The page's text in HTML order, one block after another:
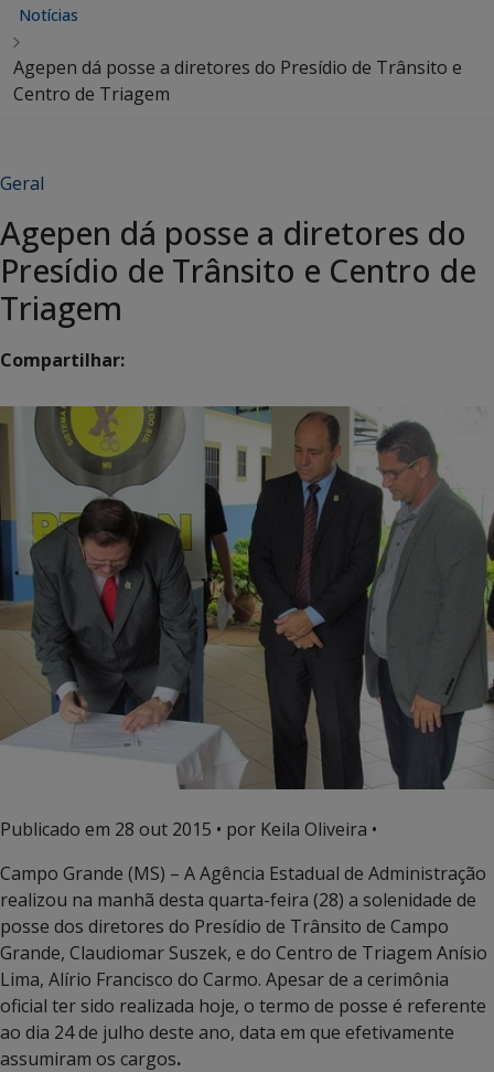
Notícias
Agepen dá posse a diretores do Presídio de Trânsito e
Centro de Triagem
Geral
Agepen dá posse a diretores do
Presídio de Trânsito e Centro de
Triagem
Compartilhar:
Publicado em 28 out 2015 • por Keila Oliveira •
Campo Grande (MS) – A Agência Estadual de Administração
realizou na manhã desta quarta-feira (28) a solenidade de
posse dos diretores do Presídio de Trânsito de Campo
Grande, Claudiomar Suszek, e do Centro de Triagem Anísio
Lima, Alírio Francisco do Carmo. Apesar de a cerimônia
oficial ter sido realizada hoje, o termo de posse é referente
ao dia 24 de julho deste ano, data em que efetivamente
assumiram os cargos.